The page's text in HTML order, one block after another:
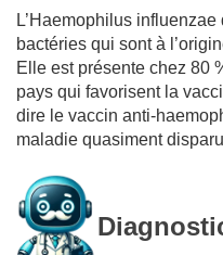
L’Haemophilus
bactéries qui sont à
Elle est présente chez 80
pays qui favorisent la
dire le vaccin anti-
maladie quasiment